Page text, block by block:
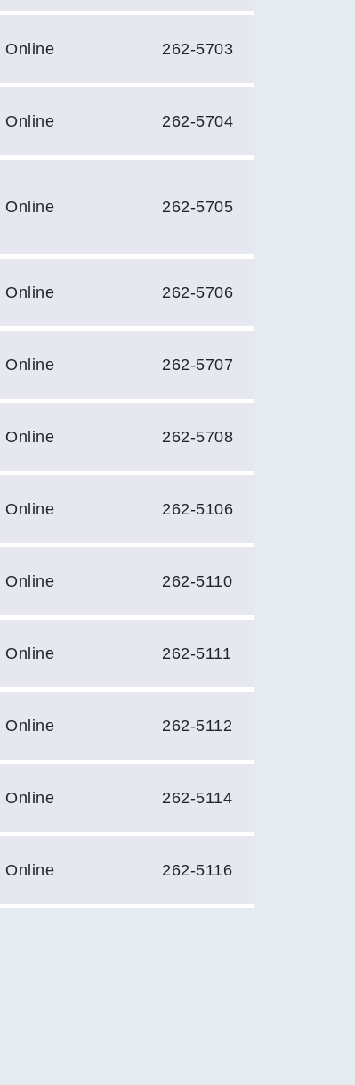
Online 262-5703
Online 262-5704
Online 262-5705
Online 262-5706
Online 262-5707
Online 262-5708
Online 262-5106
Online 262-5110
Online 262-5111
Online 262-5112
Online 262-5114
Online 262-5116